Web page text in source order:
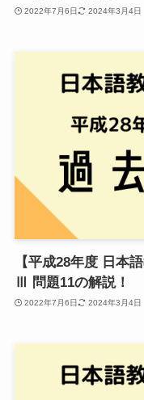
2022年7月6日 2024年3月4日
【平成28年度 日本
Ⅲ 問題11の解説！
2022年7月6日 2024年3月4日